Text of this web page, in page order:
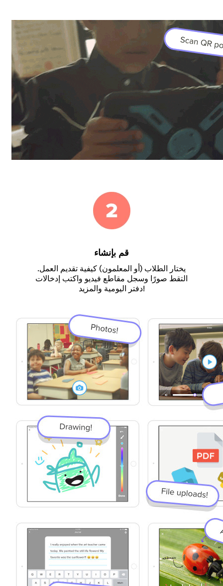
قم بإنشاء
يختار الطلاب (أو المعلمون) كيفية تقديم العمل.
التقط صورًا وسجل مقاطع فيديو واكتب إدخالات
دفتر اليومية والمزيد!